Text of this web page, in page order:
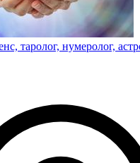
таролог, нумеролог,